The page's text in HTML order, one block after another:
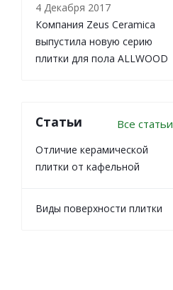
4 Декабря 2017
Компания Zeus Ceramica
выпустила новую серию
плитки для пола ALLWOOD
Статьи Все статьи
Отличие керамической
плитки от кафельной
Виды поверхности плитки